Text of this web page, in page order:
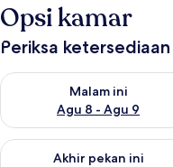
Opsi kamar
Periksa
Malam ini
Agu 8 - Agu 9
Periksa ketersediaan
Akhir pekan ini
Periksa ketersediaan